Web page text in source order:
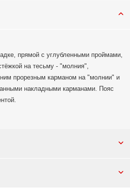
прямой с углубленными проймами,
на тесьму - "молния",
прорезным карманом на "молнии" и
накладными карманами. Пояс